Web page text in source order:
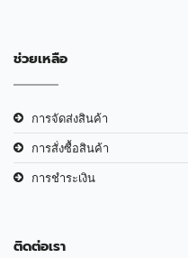
ช่วยเหลือ
การจัดส่งสินค้า
การสั่งซื้อสินค้า
การชำระเงิน
ติดต่อเรา